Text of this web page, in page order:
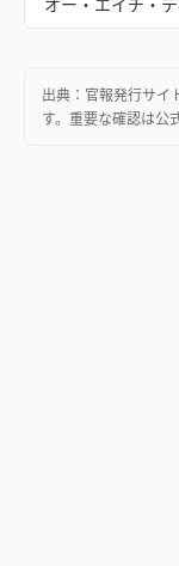
出典： 官報発行サイ
す。重要な確認は公